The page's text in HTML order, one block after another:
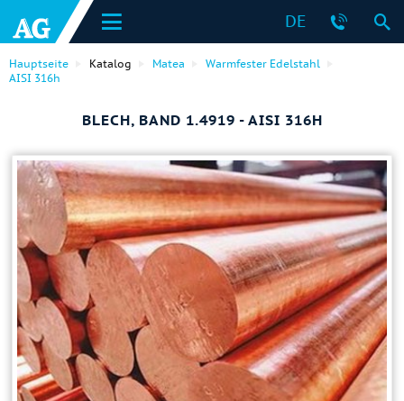
DE
Hauptseite Katalog Matea
Warmfester Edelstahl
AISI 316h
BLECH, BAND 1.4919 - AISI 316H